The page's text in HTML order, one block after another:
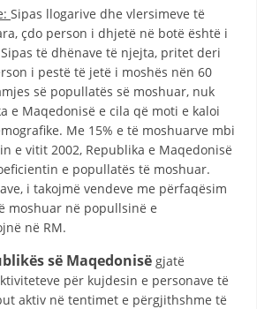
HISTORIA E LËVIZJES
E KRYQIT TË KUQ
E ORGANIZATËS
INFORMACIONE
NË STRUKTURAT PROFESIONALE
Sipas llogarive dhe vlersimeve të
çdo person i dhjetë në botë është i
të dhënave të njejta, pritet deri
i pestë të jetë i moshës nën 60
së popullatës së moshuar, nuk
e Maqedonisë e cila që moti e kaloi
Me 15% e të moshuarve mbi
e vitit 2002, Republika e Maqedonisë
e popullatës të moshuar.
i takojmë vendeve me përfaqësim
moshuar në popullsinë e
në RM.
së Maqedonisë gjatë
për kujdesin e personave të
aktiv në tentimet e përgjithshme të